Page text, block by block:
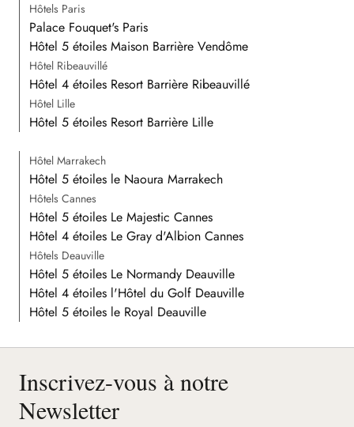
Hôtels Paris
Palace Fouquet's Paris
Hôtel 5 étoiles Maison Barrière Vendôme
Hôtel Ribeauvillé
Hôtel 4 étoiles Resort Barrière Ribeauvillé
Hôtel Lille
Hôtel 5 étoiles Resort Barrière Lille
Hôtel Marrakech
Hôtel 5 étoiles le Naoura Marrakech
Hôtels Cannes
Hôtel 5 étoiles Le Majestic Cannes
Hôtel 4 étoiles Le Gray d'Albion Cannes
Hôtels Deauville
Hôtel 5 étoiles Le Normandy Deauville
Hôtel 4 étoiles l'Hôtel du Golf Deauville
Hôtel 5 étoiles le Royal Deauville
Inscrivez-vous à notre
Newsletter